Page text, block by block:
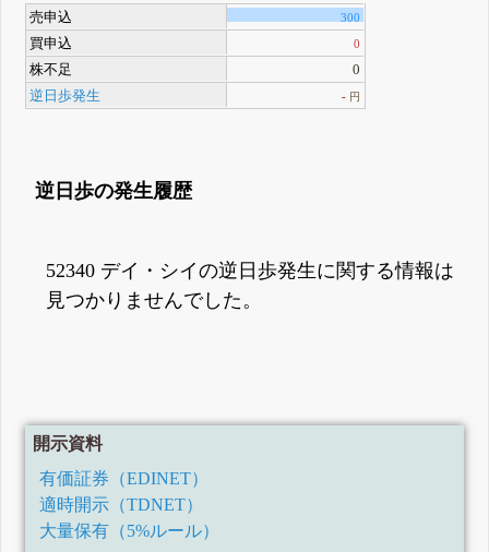
売申込 300
買申込 0
株不足
0
逆日歩発生
- 円
逆日歩の発生履歴
52340 デイ・シイの逆日歩発生に関する情報は
見つかりませんでした。
開示資料
有価証券（EDINET）
適時開示（TDNET）
大量保有（5%ルール）